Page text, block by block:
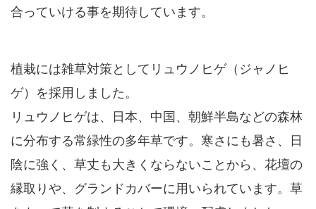
合っていける事を期待しています。
植栽には雑草対策としてリュウノヒゲ（ジャノヒ
ゲ）を採用しました。
リュウノヒゲは、日本、中国、朝鮮半島などの森林
に分布する常緑性の多年草です。寒さにも暑さ、日
陰に強く、草丈も大きくならないことから、花壇の
縁取りや、グランドカバーに用いられています。草